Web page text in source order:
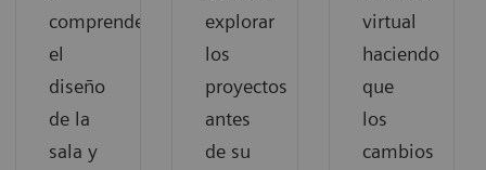
comprender
el
diseño
de la
sala y
explorar
los
proyectos
antes
de su
virtual
haciendo
que
los
cambios